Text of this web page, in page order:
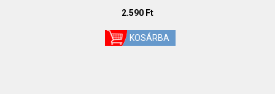
2.590 Ft